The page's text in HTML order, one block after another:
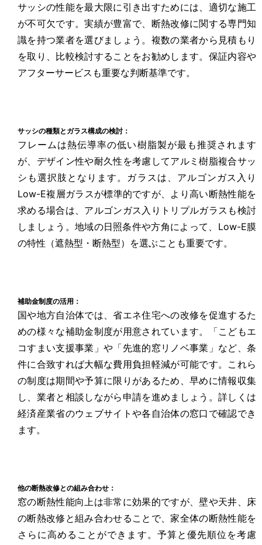
サッシの性能を最大限に引き出すためには、適切な施工
が不可欠です。実績が豊富で、断熱改修に関する専門知
識を持つ業者を選びましょう。複数の業者から見積もり
を取り、比較検討することをお勧めします。保証内容や
アフターサービスも重要な判断基準です。
サッシの種類とガラス構成の検討：
フレームは熱伝導率の低い樹脂製が最も推奨されます
が、デザイン性や耐久性を考慮してアルミ樹脂複合サッ
シも選択肢となります。ガラスは、アルゴンガス入り
Low-E複層ガラスが標準的ですが、より高い断熱性能を
求める場合は、アルゴンガス入りトリプルガラスも検討
しましょう。地域の日照条件や方角によって、Low-E膜
の特性（遮熱型・断熱型）を選ぶことも重要です。
補助金制度の活用：
国や地方自治体では、省エネ住宅への改修を促進するた
めの様々な補助金制度が用意されています。「こどもエ
コすまい支援事業」や「先進的窓リノベ事業」など、条
件に合致すれば大幅な費用負担軽減が可能です。これら
の制度は期間や予算に限りがあるため、早めに情報収集
し、業者と相談しながら申請を進めましょう。詳しくは
経済産業省のウェブサイト や各自治体の窓口 で確認でき
ます。
他の断熱改修との組み合わせ：
窓の断熱性能向上は非常に効果的ですが、壁や天井、床
の断熱改修と組み合わせることで、家全体の断熱性能を
さらに高めることができます。予算と優先順位を考慮